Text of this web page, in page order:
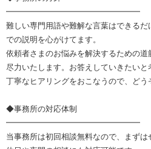
━━━━━━━━━━━━━━━━━
難しい専門用語や難解な言葉はできる
での説明を心がけてます。
依頼者さまのお悩みを解決するための道
尽力いたします。お答えしていきたいと
丁寧なヒアリングをおこなうので、どう
◆事務所の対応体制
━━━━━━━━━━━━━━━━━
当事務所は初回相談無料なので、まずは